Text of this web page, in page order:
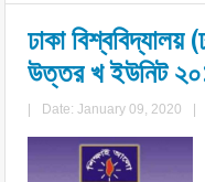
ঢাকা বিশ্ববিদ্যালয়
উত্তর খ ইউনিট
Date: January 09, 2020